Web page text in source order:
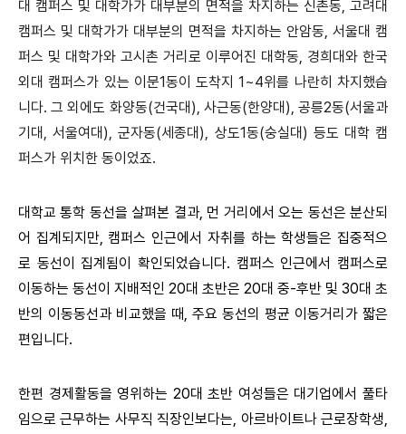
대 캠퍼스 및 대학가가 대부분의 면적을 차지하는 신촌동, 고려대
캠퍼스 및 대학가가 대부분의 면적을 차지하는 안암동, 서울대 캠
퍼스 및 대학가와 고시촌 거리로 이루어진 대학동, 경희대와 한국
외대 캠퍼스가 있는 이문1동이 도착지 1~4위를 나란히 차지했습
니다. 그 외에도 화양동(건국대), 사근동(한양대), 공릉2동(서울과
기대, 서울여대), 군자동(세종대), 상도1동(숭실대) 등도 대학 캠
퍼스가 위치한 동이었죠.
대학교 통학 동선을 살펴본 결과, 먼 거리에서 오는 동선은 분산되
어 집계되지만, 캠퍼스 인근에서 자취를 하는 학생들은 집중적으
로 동선이 집계됨이 확인되었습니다. 캠퍼스 인근에서 캠퍼스로
이동하는 동선이 지배적인 20대 초반은 20대 중-후반 및 30대 초
반의 이동동선과 비교했을 때, 주요 동선의 평균 이동거리가 짧은
편입니다.
한편 경제활동을 영위하는 20대 초반 여성들은 대기업에서 풀타
임으로 근무하는 사무직 직장인보다는, 아르바이트나 근로장학생,